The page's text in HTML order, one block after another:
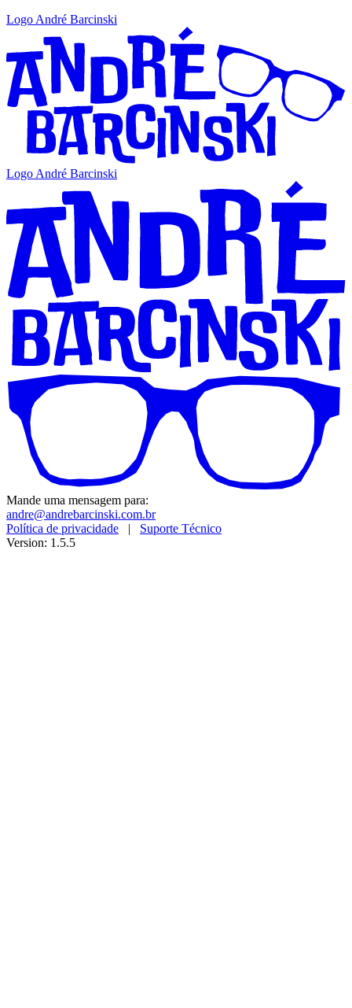
Logo André Barcinski
Logo André Barcinski
Mande uma mensagem para:
andre@andrebarcinski.com.br
Política de privacidade | Suporte Técnico
Version: 1.5.5